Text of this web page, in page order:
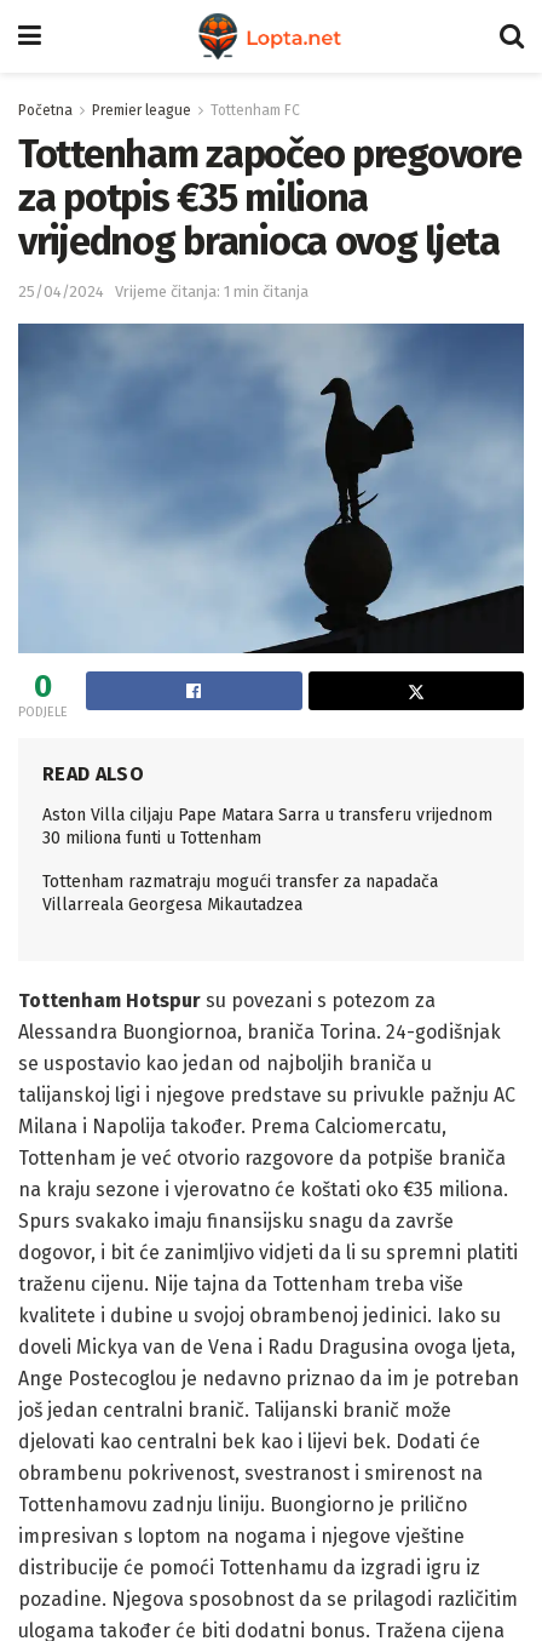
Početna Premier league Tottenham FC
Tottenham započeo pregovore
za potpis €35 miliona
vrijednog branioca ovog ljeta
25/04/2024 Vrijeme čitanja: 1 min čitanja
0
PODJELE
READ ALSO
Aston Villa ciljaju Pape Matara Sarra u transferu vrijednom
30 miliona funti u Tottenham
Tottenham razmatraju mogući transfer za napadača
Villarreala Georgesa Mikautadzea
Tottenham Hotspur su povezani s potezom za
Alessandra Buongiornoa, braniča Torina. 24-godišnjak
se uspostavio kao jedan od najboljih braniča u
talijanskoj ligi i njegove predstave su privukle pažnju AC
Milana i Napolija također. Prema Calciomercatu,
Tottenham je već otvorio razgovore da potpiše braniča
na kraju sezone i vjerovatno će koštati oko €35 miliona.
Spurs svakako imaju finansijsku snagu da završe
dogovor, i bit će zanimljivo vidjeti da li su spremni platiti
traženu cijenu. Nije tajna da Tottenham treba više
kvalitete i dubine u svojoj obrambenoj jedinici. Iako su
doveli Mickya van de Vena i Radu Dragusina ovoga ljeta,
Ange Postecoglou je nedavno priznao da im je potreban
još jedan centralni branič. Talijanski branič može
djelovati kao centralni bek kao i lijevi bek. Dodati će
obrambenu pokrivenost, svestranost i smirenost na
Tottenhamovu zadnju liniju. Buongiorno je prilično
impresivan s loptom na nogama i njegove vještine
distribucije će pomoći Tottenhamu da izgradi igru iz
pozadine. Njegova sposobnost da se prilagodi različitim
ulogama također će biti dodatni bonus. Tražena cijena